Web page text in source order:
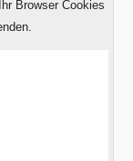
Browser Cookies